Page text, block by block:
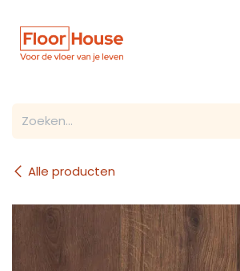
Alle producten